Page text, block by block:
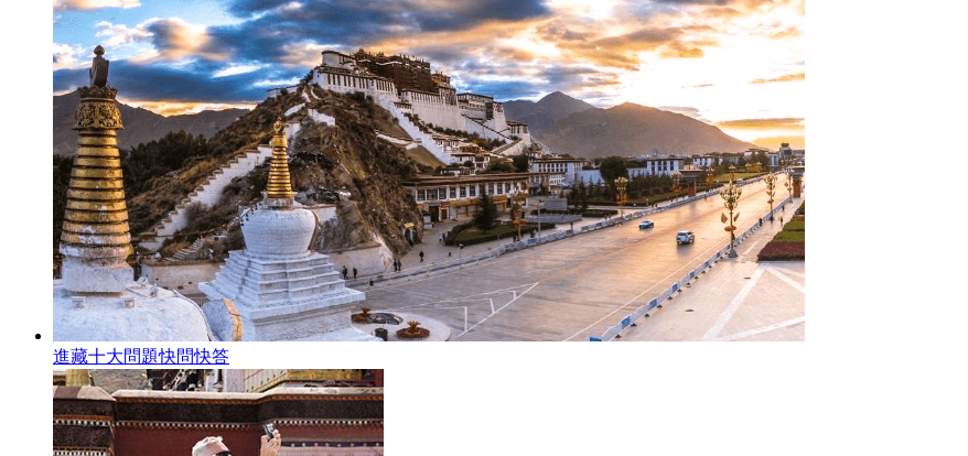
進藏十大問題快問快答